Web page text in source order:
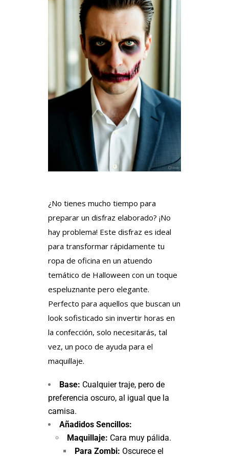
¿No tienes mucho tiempo para
preparar un disfraz elaborado? ¡No
hay problema! Este disfraz es ideal
para transformar rápidamente tu
ropa de oficina en un atuendo
temático de Halloween con un toque
espeluznante pero elegante.
Perfecto para aquellos que buscan un
look sofisticado sin invertir horas en
la confección, solo necesitarás, tal
vez, un poco de ayuda para el
maquillaje.
Base: Cualquier traje, pero de
preferencia oscuro, al igual que la
camisa.
Añadidos Sencillos:
Maquillaje: Cara muy pálida.
Para Zombi: Oscurece el